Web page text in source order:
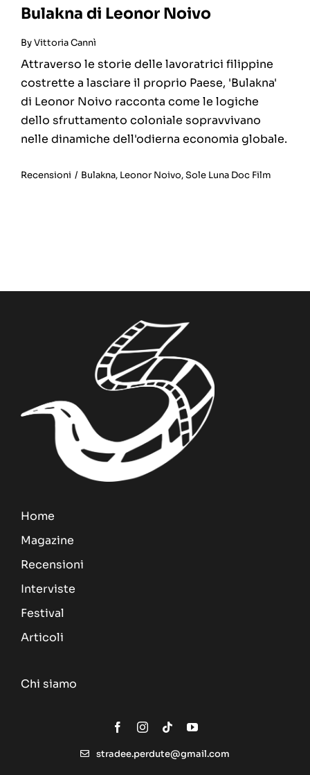
Bulakna di Leonor Noivo
ByVittoria Cannì
Attraverso le storie delle lavoratrici filippine
costrette a lasciare il proprio Paese, 'Bulakna'
di Leonor Noivo racconta come le logiche
dello sfruttamento coloniale sopravvivano
nelle dinamiche dell'odierna economia globale.
Recensioni / Bulakna, Leonor Noivo,Sole Luna Doc Film
Home
Magazine
Recensioni
Interviste
Festival
Articoli
Chi siamo
stradee.perdute@gmail.com